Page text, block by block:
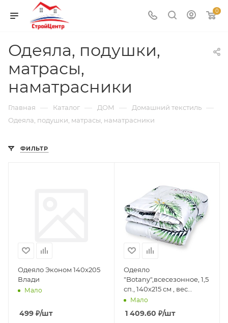
0
Одеяла, подушки,
матрасы,
наматрасники
Главная — Каталог — ДОМ — Домашний текстиль —
Одеяла, подушки, матрасы, наматрасники
ФИЛЬТР
Одеяло Эконом 140х205
Влади
Мало
499 ₽/шт
Одеяло
"Botany",всесезонное, 1,5
сп., 140х215 см , вес
наполн 220гр/кв.м
Мало
1 409.60 ₽/шт